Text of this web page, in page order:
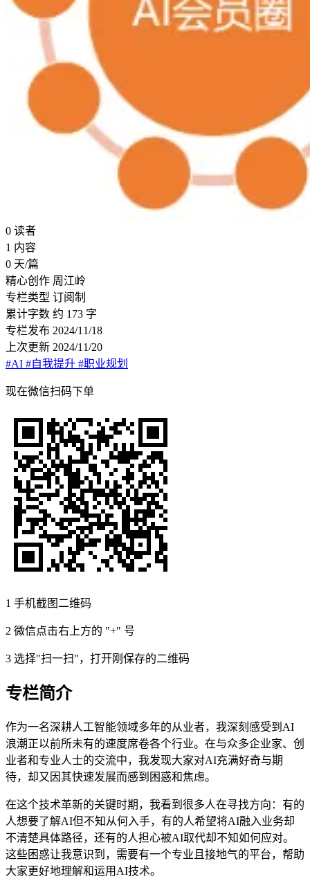
0 读者
1 内容
0 天/篇
精心创作 周江岭
专栏类型 订阅制
累计字数 约 173 字
专栏发布 2024/11/18
上次更新 2024/11/20
#AI #自我提升 #职业规划
现在微信扫码下单
1 手机截图二维码
2 微信点击右上方的 "+" 号
3 选择"扫一扫"，打开刚保存的二维码
专栏简介
作为一名深耕人工智能领域多年的从业者，我深刻感受到AI
浪潮正以前所未有的速度席卷各个行业。在与众多企业家、创
业者和专业人士的交流中，我发现大家对AI充满好奇与期
待，却又因其快速发展而感到困惑和焦虑。
在这个技术革新的关键时期，我看到很多人在寻找方向：有的
人想要了解AI但不知从何入手，有的人希望将AI融入业务却
不清楚具体路径，还有的人担心被AI取代却不知如何应对。
这些困惑让我意识到，需要有一个专业且接地气的平台，帮助
大家更好地理解和运用AI技术。